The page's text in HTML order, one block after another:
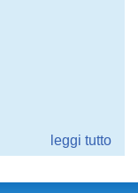
leggi tutto